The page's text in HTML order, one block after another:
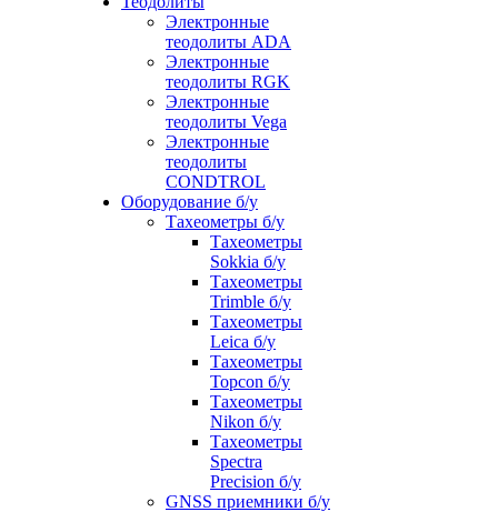
Электронные
теодолиты ADA
Электронные
теодолиты RGK
Электронные
теодолиты Vega
Электронные
теодолиты
CONDTROL
Оборудование б/у
Тахеометры б/у
Тахеометры
Sokkia б/у
Тахеометры
Trimble б/у
Тахеометры
Leica б/у
Тахеометры
Topcon б/у
Тахеометры
Nikon б/у
Тахеометры
Spectra
Precision б/у
GNSS приемники б/у